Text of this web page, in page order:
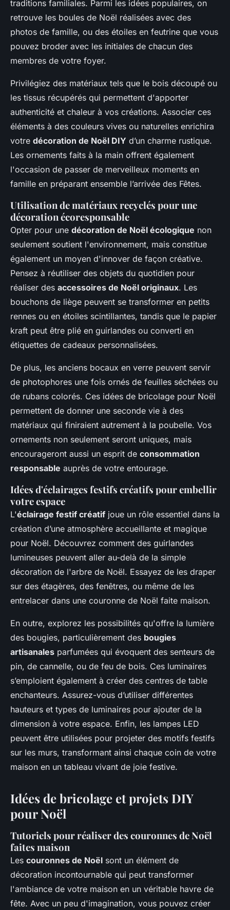
traditions familiales. Parmi les idées populaires, on
retrouve les boules de Noël réalisées avec des
photos de famille, ou des étoiles en feutrine que vous
pouvez broder avec les initiales de chacun des
membres de votre foyer.
Privilégiez des matériaux tels que le bois découpé ou
les tissus récupérés qui permettent d'apporter
authenticité et chaleur à vos créations. Associer ces
éléments à des couleurs vives ou naturelles enrichira
votre décoration de Noël DIY d’un charme rustique.
Les ornements faits à la main offrent également
l'occasion de passer de merveilleux moments en
famille en préparant ensemble l’arrivée des Fêtes.
Utilisation de matériaux recyclés pour une
décoration écoresponsable
Opter pour une décoration de Noël écologique non
seulement soutient l'environnement, mais constitue
également un moyen d'innover de façon créative.
Pensez à réutiliser des objets du quotidien pour
réaliser des accessoires de Noël originaux. Les
bouchons de liège peuvent se transformer en petits
rennes ou en étoiles scintillantes, tandis que le papier
kraft peut être plié en guirlandes ou converti en
étiquettes de cadeaux personnalisées.
De plus, les anciens bocaux en verre peuvent servir
de photophores une fois ornés de feuilles séchées ou
de rubans colorés. Ces idées de bricolage pour Noël
permettent de donner une seconde vie à des
matériaux qui finiraient autrement à la poubelle. Vos
ornements non seulement seront uniques, mais
encourageront aussi un esprit de consommation
responsable auprès de votre entourage.
Idées d'éclairages festifs créatifs pour embellir
votre espace
L'éclairage festif créatif joue un rôle essentiel dans la
création d’une atmosphère accueillante et magique
pour Noël. Découvrez comment des guirlandes
lumineuses peuvent aller au-delà de la simple
décoration de l'arbre de Noël. Essayez de les draper
sur des étagères, des fenêtres, ou même de les
entrelacer dans une couronne de Noël faite maison.
En outre, explorez les possibilités qu'offre la lumière
des bougies, particulièrement des bougies
artisanales parfumées qui évoquent des senteurs de
pin, de cannelle, ou de feu de bois. Ces luminaires
s’emploient également à créer des centres de table
enchanteurs. Assurez-vous d’utiliser différentes
hauteurs et types de luminaires pour ajouter de la
dimension à votre espace. Enfin, les lampes LED
peuvent être utilisées pour projeter des motifs festifs
sur les murs, transformant ainsi chaque coin de votre
maison en un tableau vivant de joie festive.
Idées de bricolage et projets DIY
pour Noël
Tutoriels pour réaliser des couronnes de Noël
faites maison
Les couronnes de Noël sont un élément de
décoration incontournable qui peut transformer
l'ambiance de votre maison en un véritable havre de
fête. Avec un peu d'imagination, vous pouvez créer